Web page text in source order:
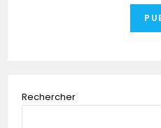
Rechercher